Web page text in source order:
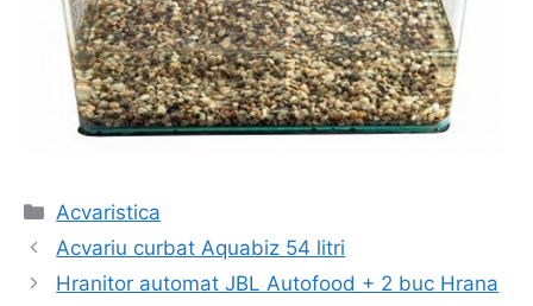
Categorii
Acvaristica
Navigare
în
Acvariu curbat Aquabiz 54 litri
Hranitor automat JBL Autofood + 2 buc Hrana